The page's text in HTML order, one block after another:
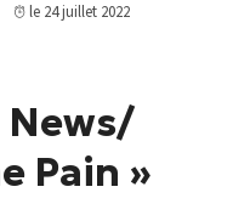
le 24 juillet 2022
News/
Pain »